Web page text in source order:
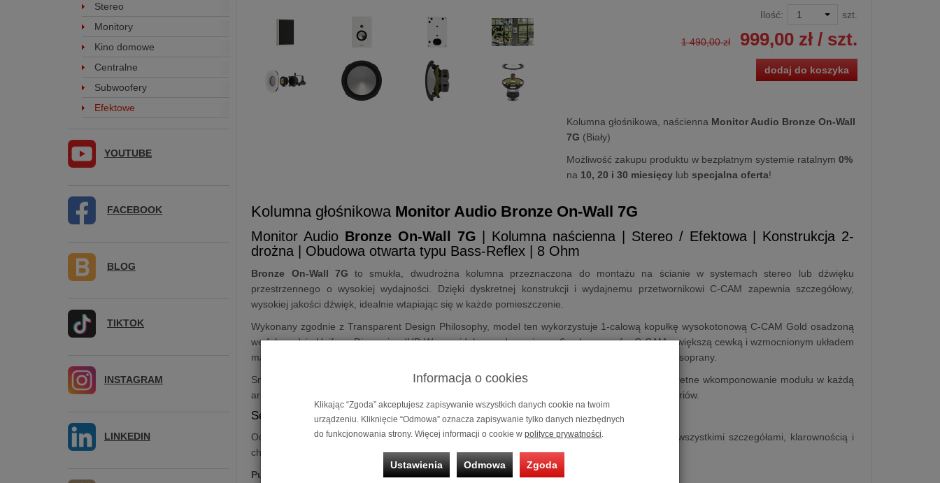
Ilość: szt.
1 490,00 zł 999,00 zł/ szt.
dodaj do koszyka
Kolumna głośnikowa, naścienna Monitor Audio Bronze On-Wall
7G (Biały)
Możliwość zakupu produktu w bezpłatnym systemie ratalnym 0%
na 10, 20 i 30 miesięcylub specjalna oferta!
Kolumna głośnikowa Monitor Audio Bronze On-Wall 7G
Monitor Audio Bronze On-Wall 7G | Kolumna naścienna | Stereo / Efektowa | Konstrukcja 2-
drożna | Obudowa otwarta typu Bass-Reflex | 8 Ohm
Bronze On-Wall 7G to smukła, dwudrożna kolumna przeznaczona do montażu na ścianie w systemach stereo lub dźwięku
przestrzennego o wysokiej wydajności. Dzięki dyskretnej konstrukcji i wydajnemu przetwornikowi C-CAM zapewnia szczegółowy,
wysokiej jakości dźwięk, idealnie wtapiając się w każde pomieszczenie.
Wykonany zgodnie z Transparent Design Philosophy, model ten wykorzystuje 1‑calową kopułkę wysokotonową C‑CAM Gold osadzoną
we falowodzie Uniform Dispersion (UD Waveguide) oraz dynamiczny, 6‑calowy woofer C‑CAM z większą cewką i wzmocnionym układem
magnetycznym, co przekłada się na kontrolowany, odpowiednio szybki bas i klarowne, naturalne soprany.
Smukły profil Bronze On‑Wall 7G oraz akustycznie przezroczyste maskownice umożliwiają dyskretne wkomponowanie modułu w każdą
aranżację. Wbudowane mocowania zapewniają szybki i solidny montaż bez dodatkowych akcesoriów.
Seria Bronze 7G (premiera lipiec 2025r.)
Od 25 lat seria Bronze prowadzi sztukę odtwarzania muzyki i ścieżek dźwiękowych filmów z wszystkimi szczegółami, klarownością i
charyzmą kolumn „audiophile”, jednocześnie udaje się to zapakować w kategorię „entry-level”.
Punkt wyjścia do akustycznej doskonałości
Stereo
Monitory
Kino domowe
Centralne
Subwoofery
Efektowe
YOUTUBE
FACEBOOK
BLOG
TIKTOK
INSTAGRAM
LINKEDIN
Informacja o cookies
Klikając “Zgoda” akceptujesz zapisywanie wszystkich danych cookie na twoim
urządzeniu. Kliknięcie “Odmowa” oznacza zapisywanie tylko danych niezbędnych
do funkcjonowania strony. Więcej informacji o cookie w polityce prywatności.
Ustawienia Odmowa Zgoda